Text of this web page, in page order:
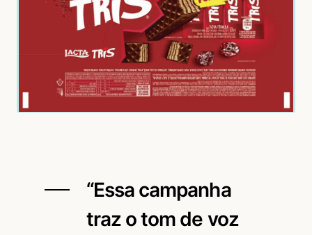
“Essa campanha
traz o tom de voz